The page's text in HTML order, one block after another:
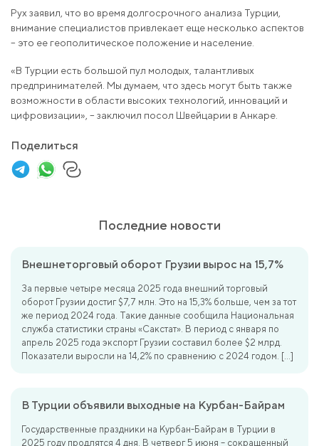
Рух заявил, что во время долгосрочного анализа Турции,
внимание специалистов привлекает еще несколько аспектов
– это ее геополитическое положение и население.
«В Турции есть большой пул молодых, талантливых
предпринимателей. Мы думаем, что здесь могут быть также
возможности в области высоких технологий, инноваций и
цифровизации», – заключил посол Швейцарии в Анкаре.
Поделиться
Последние новости
Внешнеторговый оборот Грузии вырос на 15,7%
За первые четыре месяца 2025 года внешний торговый
оборот Грузии достиг $7,7 млн. Это на 15,3% больше, чем за тот
же период 2024 года. Такие данные сообщила Национальная
служба статистики страны «Сакстат». В период с января по
апрель 2025 года экспорт Грузии составил более $2 млрд.
Показатели выросли на 14,2% по сравнению с 2024 годом. […]
В Турции объявили выходные на Курбан-Байрам
Государственные праздники на Курбан-Байрам в Турции в
2025 году продлятся 4 дня. В четверг 5 июня – сокращенный